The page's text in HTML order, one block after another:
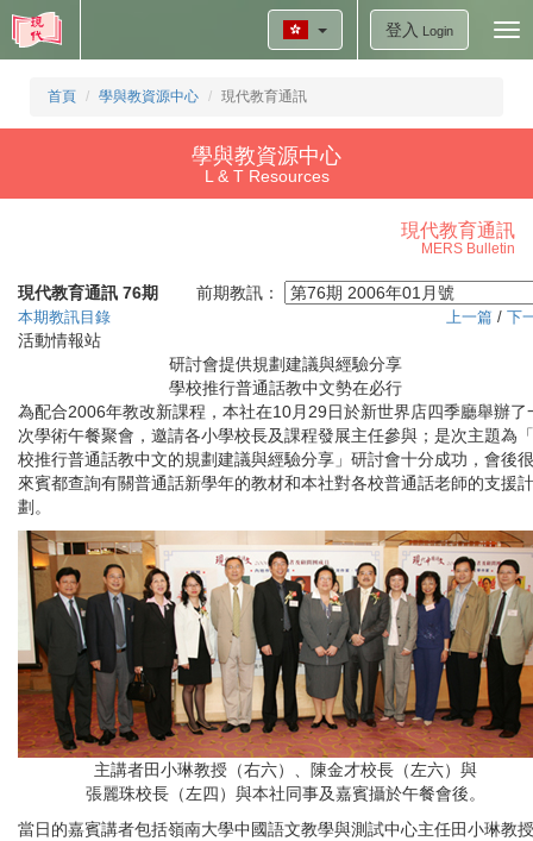
登入 Login
首頁 學與教資源中心 現代教育通訊
學與教資源中心
L & T Resources
現代教育通訊
MERS Bulletin
現代教育通訊 76期 前期教訊：
本期教訊目錄 上一篇 / 下
活動情報站
研討會提供規劃建議與經驗分享
學校推行普通話教中文勢在必行
為配合2006年教改新課程，本社在10月29日於新世界店四季廳舉辦了
次學術午餐聚會，邀請各小學校長及課程發展主任參與；是次主題為
校推行普通話教中文的規劃建議與經驗分享」研討會十分成功，會後
來賓都查詢有關普通話新學年的教材和本社對各校普通話老師的支援計
劃。
主講者田小琳教授（右六）、陳金才校長（左六）與
張麗珠校長（左四）與本社同事及嘉賓攝於午餐會後。
當日的嘉賓講者包括嶺南大學中國語文教學與測試中心主任田小琳教